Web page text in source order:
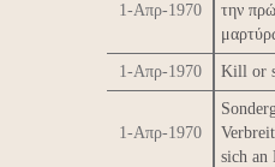
1-Απρ-1970
την
1-Απρ-1970 Kill or
1-Απρ-1970
sich an